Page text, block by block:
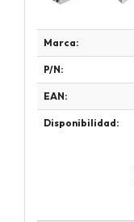
Marca:
P/N:
EAN:
Disponibilidad: